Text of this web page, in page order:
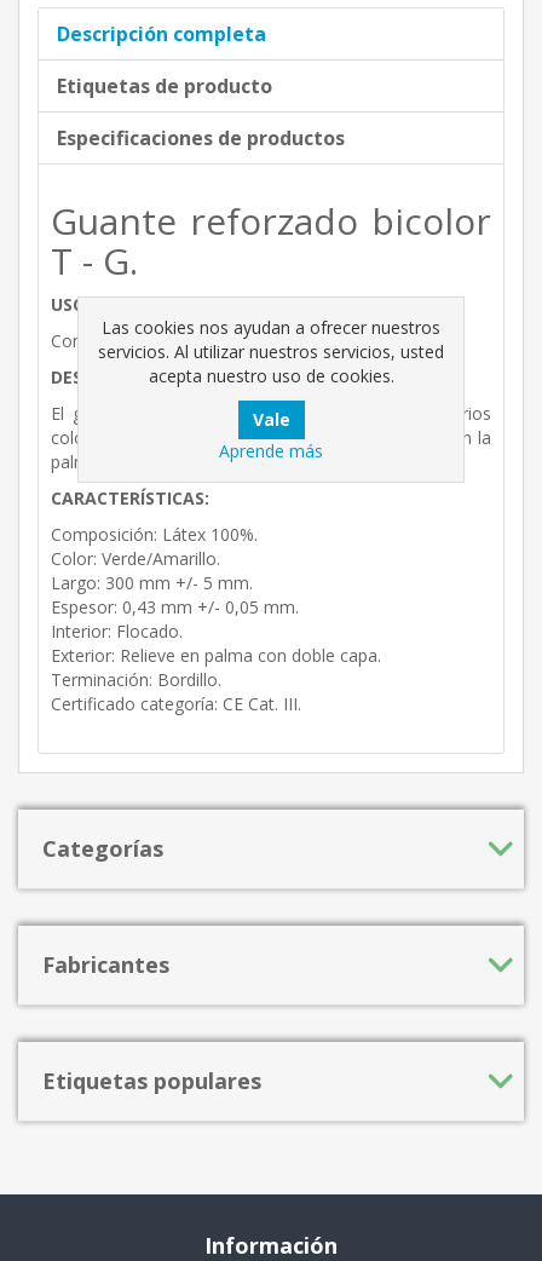
Descripción completa
Etiquetas de producto
Especificaciones de productos
Guante reforzado bicolor
T - G.
USOS:
Consumo - Industrial
DESCRIPCIÓN:
El guante bicolor reforzado está disponible en varios
colores. Es látex 100% reforzado con doble capa en la
palma.
CARACTERÍSTICAS:
Composición: Látex 100%.
Color: Verde/Amarillo.
Largo: 300 mm +/- 5 mm.
Espesor: 0,43 mm +/- 0,05 mm.
Interior: Flocado.
Exterior: Relieve en palma con doble capa.
Terminación: Bordillo.
Certificado categoría: CE Cat. III.
Categorías
Fabricantes
Etiquetas populares
Información
Las cookies nos ayudan a ofrecer nuestros
servicios. Al utilizar nuestros servicios, usted
acepta nuestro uso de cookies.
Aprende más